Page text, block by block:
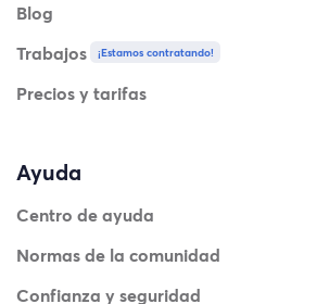
Blog
Trabajos
¡Estamos contratando!
Precios y tarifas
Ayuda
Centro de ayuda
Normas de la comunidad
Confianza y seguridad